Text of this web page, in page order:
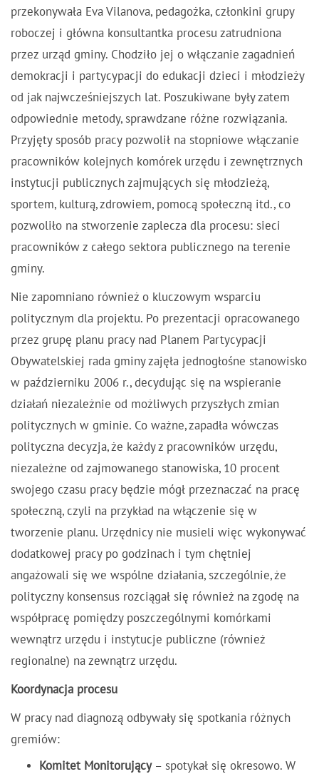
przekonywała Eva Vilanova, pedagożka, członkini grupy
roboczej i główna konsultantka procesu zatrudniona
przez urząd gminy. Chodziło jej o włączanie zagadnień
demokracji i partycypacji do edukacji dzieci i młodzieży
od jak najwcześniejszych lat. Poszukiwane były zatem
odpowiednie metody, sprawdzane różne rozwiązania.
Przyjęty sposób pracy pozwolił na stopniowe włączanie
pracowników kolejnych komórek urzędu i zewnętrznych
instytucji publicznych zajmujących się młodzieżą,
sportem, kulturą, zdrowiem, pomocą społeczną itd., co
pozwoliło na stworzenie zaplecza dla procesu: sieci
pracowników z całego sektora publicznego na terenie
gminy.
Nie zapomniano również o kluczowym wsparciu
politycznym dla projektu. Po prezentacji opracowanego
przez grupę planu pracy nad Planem Partycypacji
Obywatelskiej rada gminy zajęła jednogłośne stanowisko
w październiku 2006 r., decydując się na wspieranie
działań niezależnie od możliwych przyszłych zmian
politycznych w gminie. Co ważne, zapadła wówczas
polityczna decyzja, że każdy z pracowników urzędu,
niezależne od zajmowanego stanowiska, 10 procent
swojego czasu pracy będzie mógł przeznaczać na pracę
społeczną, czyli na przykład na włączenie się w
tworzenie planu. Urzędnicy nie musieli więc wykonywać
dodatkowej pracy po godzinach i tym chętniej
angażowali się we wspólne działania, szczególnie, że
polityczny konsensus rozciągał się również na zgodę na
współpracę pomiędzy poszczególnymi komórkami
wewnątrz urzędu i instytucje publiczne (również
regionalne) na zewnątrz urzędu.
Koordynacja procesu
W pracy nad diagnozą odbywały się spotkania różnych
gremiów:
Komitet Monitorujący– spotykał się okresowo. W